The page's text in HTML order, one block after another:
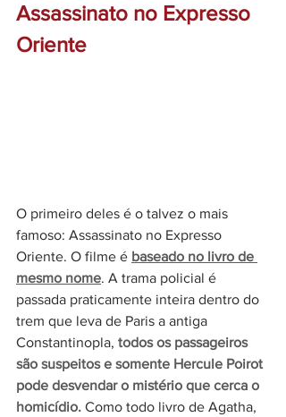
Assassinato no Expresso
Oriente
O primeiro deles é o talvez o mais
famoso: Assassinato no Expresso
Oriente. O filme é baseado no livro de
mesmo nome. A trama policial é
passada praticamente inteira dentro do
trem que leva de Paris a antiga
Constantinopla, todos os passageiros
são suspeitos e somente Hercule Poirot
pode desvendar o mistério que cerca o
homicídio. Como todo livro de Agatha,